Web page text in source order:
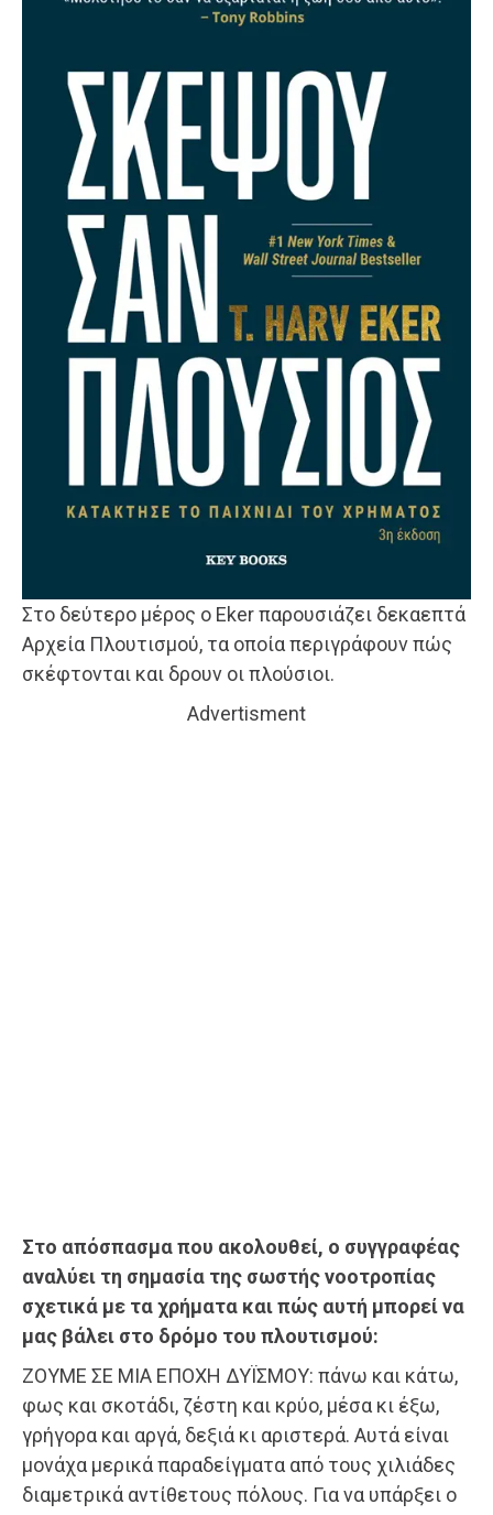
Στο δεύτερο μέρος ο Eker παρουσιάζει δεκαεπτά
Αρχεία Πλου­τισμού, τα οποία περιγράφουν πώς
σκέφτονται και δρουν οι πλούσιοι.
Advertisment
Στο απόσπασμα που ακολουθεί, ο συγγραφέας
αναλύει τη σημασία της σωστής νοοτροπίας
σχετικά με τα χρήματα και πώς αυτή μπορεί να
μας βάλει στο δρόμο του πλουτισμού:
ZΟΥΜΕ ΣΕ ΜΙΑ ΕΠΟΧΗ ΔΥΪΣΜΟΥ: πάνω και κάτω,
φως και σκοτάδι, ζέστη και κρύο, μέσα κι έξω,
γρήγορα και αργά, δεξιά κι αριστερά. Αυτά είναι
μονάχα μερικά παραδείγματα από τους χιλιάδες
διαμετρικά αντίθετους πόλους. Για να υπάρξει ο